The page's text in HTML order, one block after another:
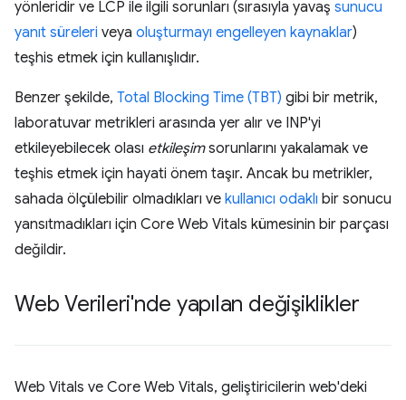
yönleridir ve LCP ile ilgili sorunları (sırasıyla yavaş sunucu
yanıt süreleri veya oluşturmayı engelleyen kaynaklar)
teşhis etmek için kullanışlıdır.
Benzer şekilde, Total Blocking Time (TBT) gibi bir metrik,
laboratuvar metrikleri arasında yer alır ve INP'yi
etkileyebilecek olası etkileşimsorunlarını yakalamak ve
teşhis etmek için hayati önem taşır. Ancak bu metrikler,
sahada ölçülebilir olmadıkları ve kullanıcı odaklı bir sonucu
yansıtmadıkları için Core Web Vitals kümesinin bir parçası
değildir.
Web Verileri'nde yapılan değişiklikler
Web Vitals ve Core Web Vitals, geliştiricilerin web'deki